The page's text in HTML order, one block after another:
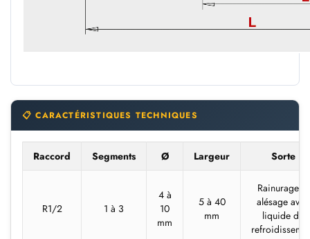
📋 CARACTÉRISTIQUES TECHNIQUES
Raccord Segments Ø Largeur Sorte
R1/2 1 à 3
4 à
10
mm
5 à 40
mm
Rainurage et
alésage avec
liquide de